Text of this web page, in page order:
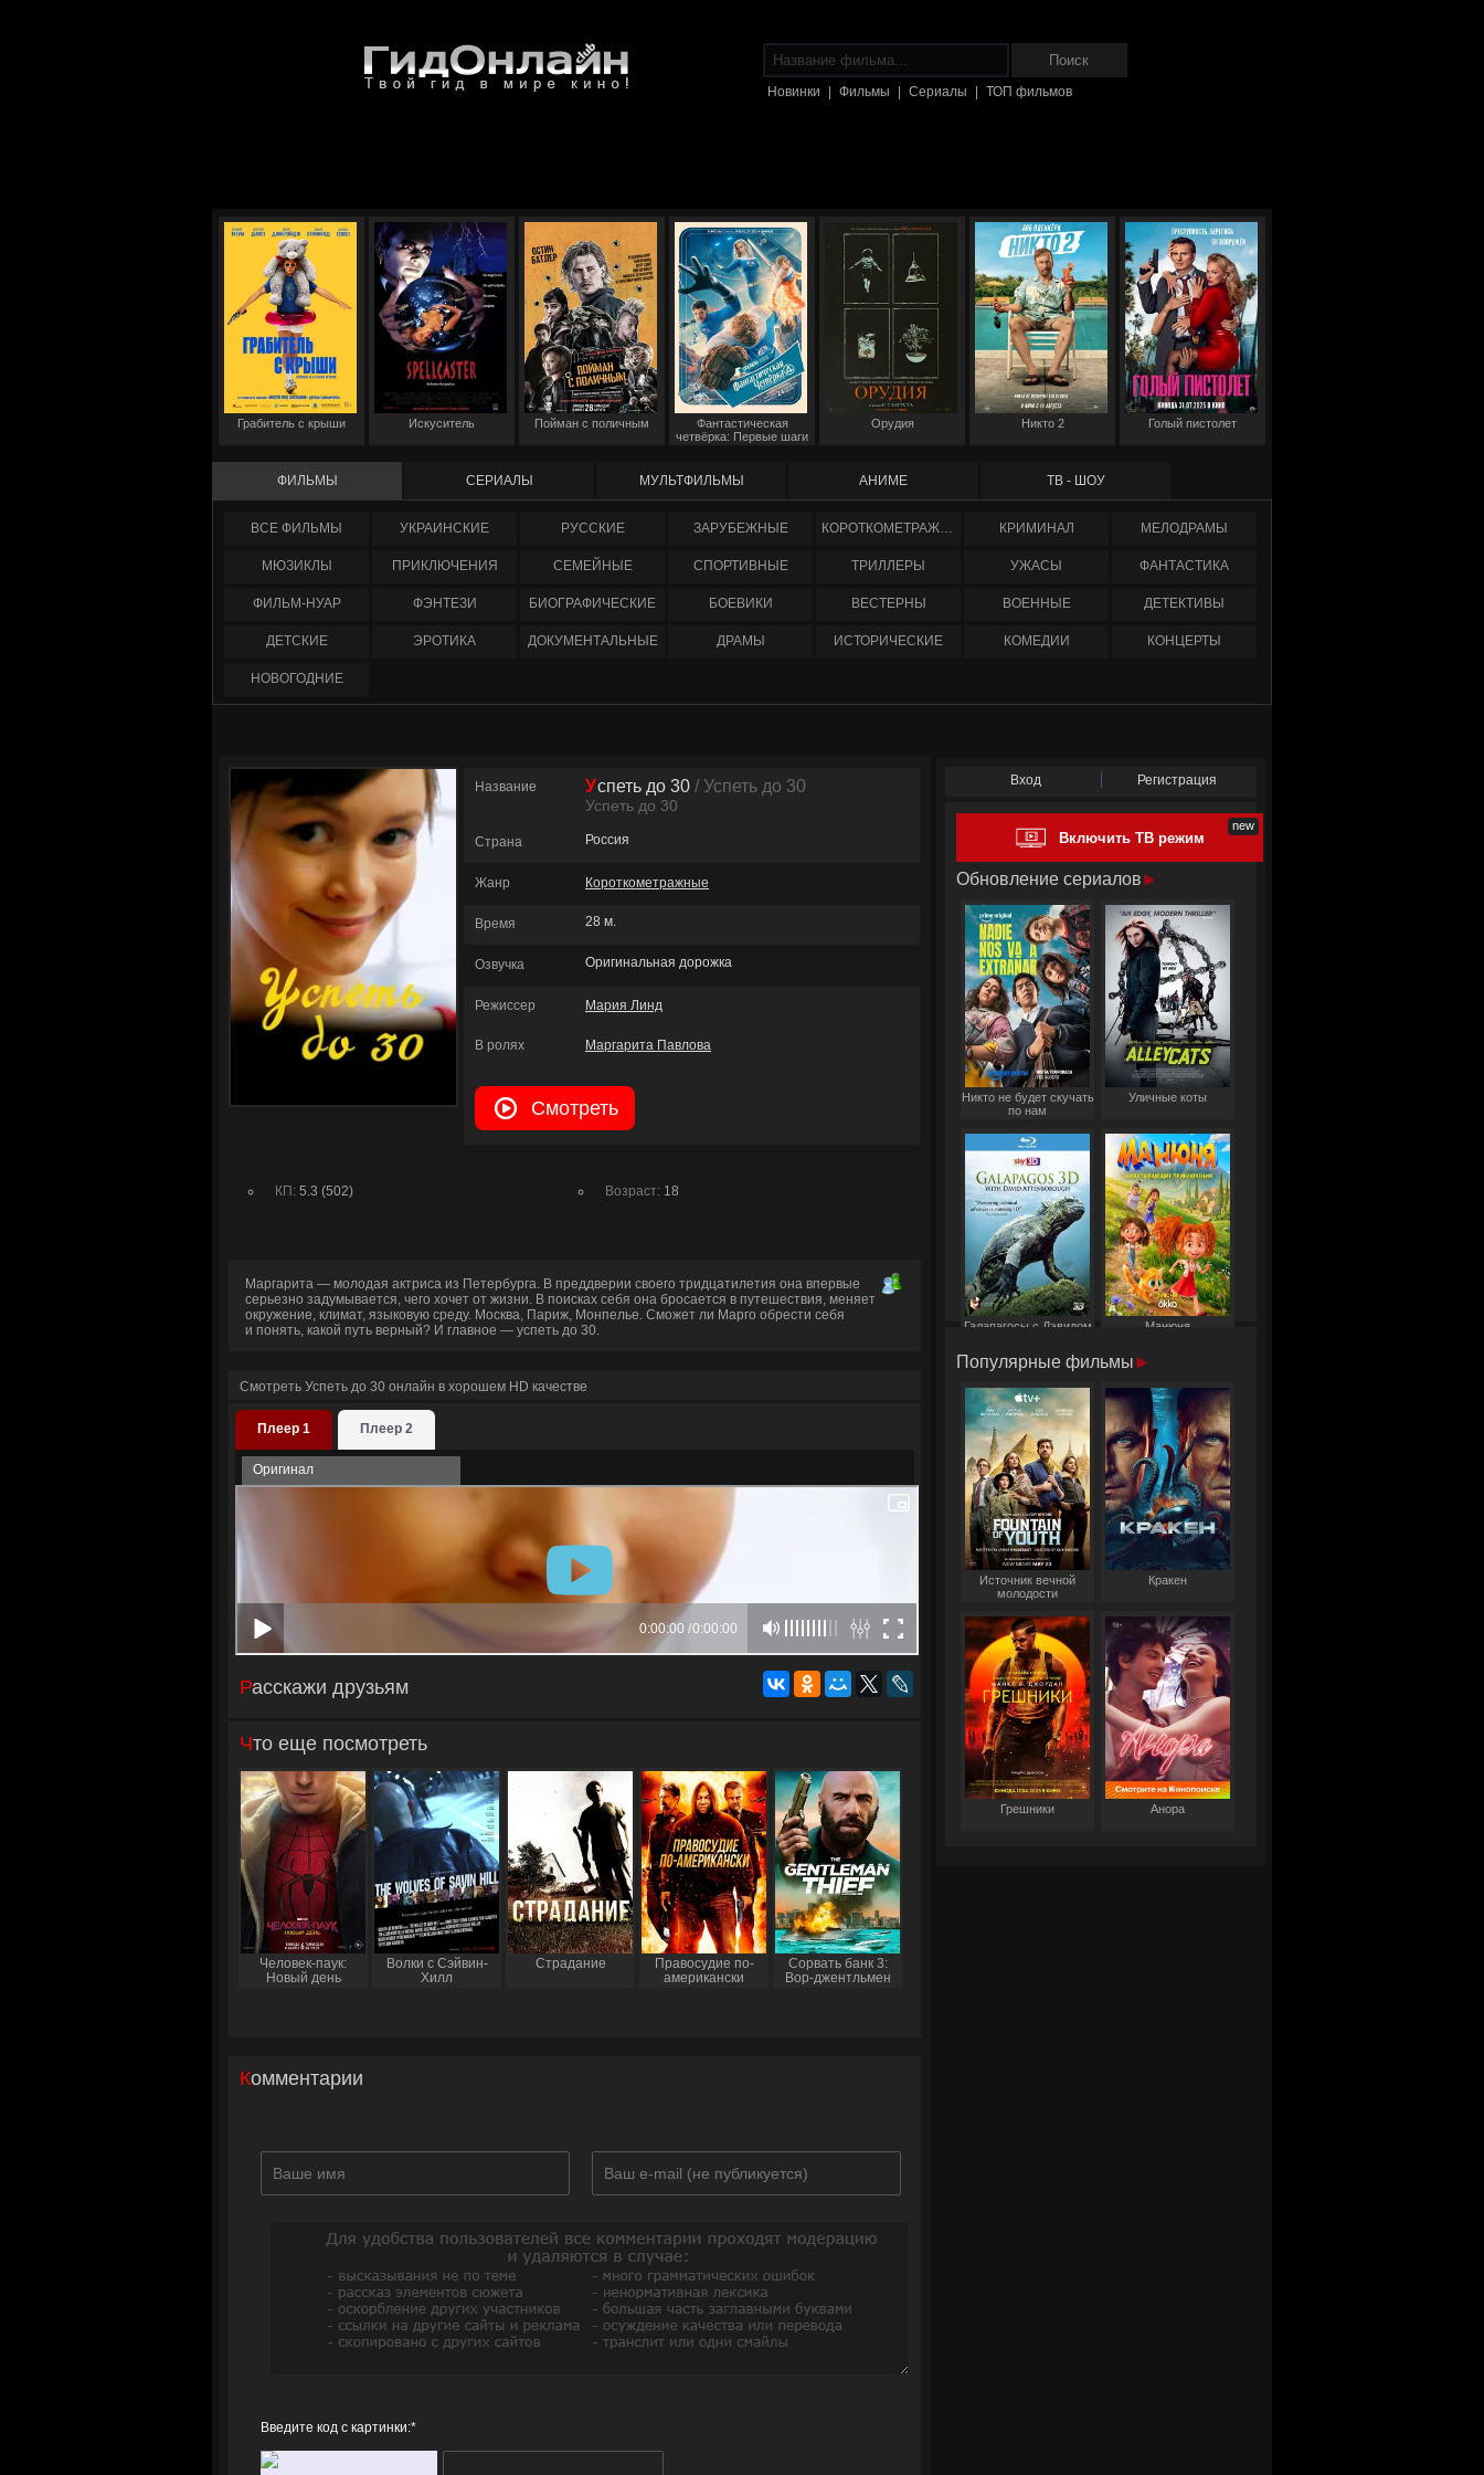
Новинки Фильмы Сериалы ТОП фильмов
Грабитель с крыши Искуситель Пойман с поличным
Фантастическая
четвёрка: Первые шаги
Орудия Никто 2 Голый пистолет
ФИЛЬМЫ СЕРИАЛЫ МУЛЬТФИЛЬМЫ АНИМЕ ТВ - ШОУ
ФИЛЬМЫ УКРАИНCКИЕ РУССКИЕ ЗАРУБЕЖНЫЕ КОРОТКОМЕТРАЖНЫЕ КРИМИНАЛ МЕЛОДРАМЫ
МЮЗИКЛЫ ПРИКЛЮЧЕНИЯ СЕМЕЙНЫЕ СПОРТИВНЫЕ ТРИЛЛЕРЫ УЖАСЫ ФАНТАСТИКА
ФИЛЬМ-НУАР ФЭНТЕЗИ БИОГРАФИЧЕСКИЕ БОЕВИКИ ВЕСТЕРНЫ ВОЕННЫЕ ДЕТЕКТИВЫ
ДЕТСКИЕ ЭРОТИКА ДОКУМЕНТАЛЬНЫЕ ДРАМЫ ИСТОРИЧЕСКИЕ КОМЕДИИ КОНЦЕРТЫ
НОВОГОДНИЕ
Название Успеть до 30 / Успеть до 30
Успеть до 30
Страна Россия
Жанр Короткометражные
Время 28 м.
Озвучка Оригинальная дорожка
Режиссер Мария Линд
В ролях Маргарита Павлова
Смотреть
КП: 5.3 (502) Возраст: 18
Маргарита — молодая актриса из Петербурга. В преддверии своего тридцатилетия она впервые
серьезно задумывается, чего хочет от жизни. В поисках себя она бросается в путешествия, меняет
окружение, климат, языковую среду. Москва, Париж, Монпелье. Сможет ли Марго обрести себя
и понять, какой путь верный? И главное — успеть до 30.
Смотреть Успеть до 30 онлайн в хорошем HD качестве
Плеер 1 Плеер 2
Оригинал
Расскажи друзьям
Что еще посмотреть
Человек-паук:
Новый день
Волки с Сэйвин-
Хилл
Страдание
Правосудие по-
американски
Сорвать банк 3:
Вор-джентльмен
Комментарии
Введите код с картинки:*
Вход Регистрация
Включить ТВ режим
Обновление сериалов
Никто не будет скучать
по нам
Уличные коты
Галапагосы с Дэвидом
Манюня
Популярные фильмы
Источник вечной
молодости
Кракен
Грешники Анора